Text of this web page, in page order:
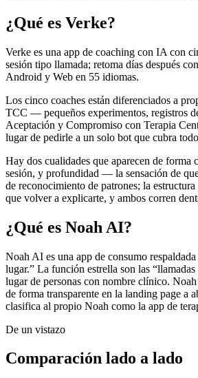
¿Qué es Verke?
Verke es una app de coaching con IA con
sesión tipo llamada; retoma días después
Android y Web en 55 idiomas.
Los cinco coaches están diferenciados a
TCC — pequeños experimentos, registros
Aceptación y Compromiso con Terapia
lugar de pedirle a un solo bot que cubra
Hay dos cualidades que aparecen de forma
sesión, y profundidad — la sensación de
de reconocimiento de patrones; la
que volver a explicarte, y ambos corren
¿Qué es Noah AI?
Noah AI es una app de consumo
lugar.” La función estrella son las
lugar de personas con nombre clínico.
de forma transparente en la landing page
clasifica al propio Noah como la app de
De un vistazo
Comparación lado a lado